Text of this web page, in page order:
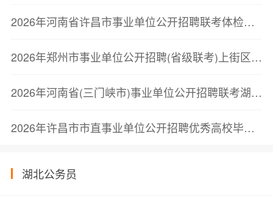
2026年河南省许昌市事业单位公开招聘联考体检结果公告
2026年郑州市事业单位公开招聘(省级联考)上街区进入考察人员名单公告
2026年河南省(三门峡市)事业单位公开招聘联考湖滨区拟聘用公告
2026年许昌市市直事业单位公开招聘优秀高校毕业生拟加分人员公示
湖北公务员